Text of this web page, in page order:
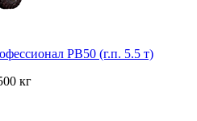
PB50 (г.п. 5.5 т)
кг